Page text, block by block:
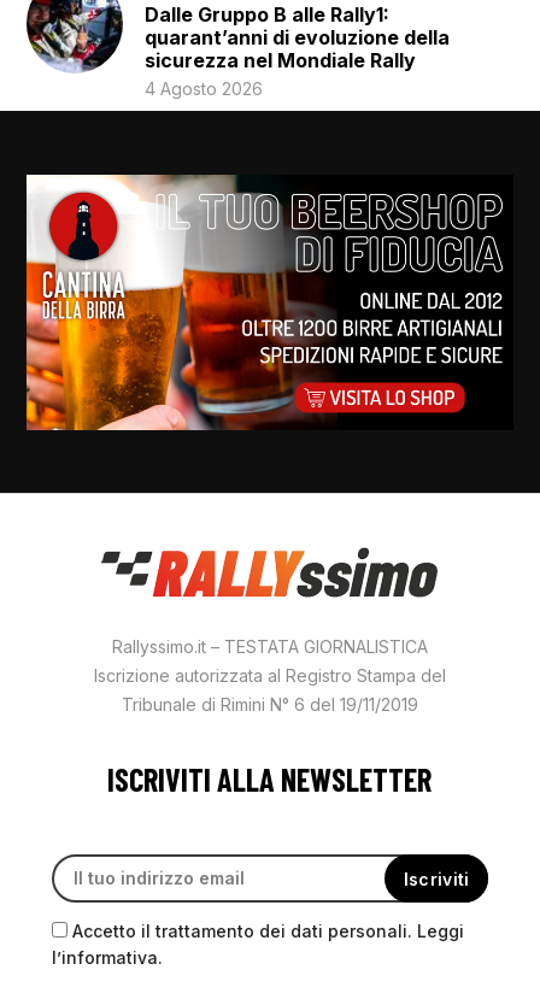
Dalle Gruppo B alle Rally1:
quarant’anni di evoluzione della
sicurezza nel Mondiale Rally
4 Agosto 2026
Rallyssimo.it – TESTATA GIORNALISTICA
Iscrizione autorizzata al Registro Stampa del
Tribunale di Rimini N° 6 del 19/11/2019
ISCRIVITI ALLA NEWSLETTER
Accetto il trattamento dei dati personali. Leggi
l’informativa.